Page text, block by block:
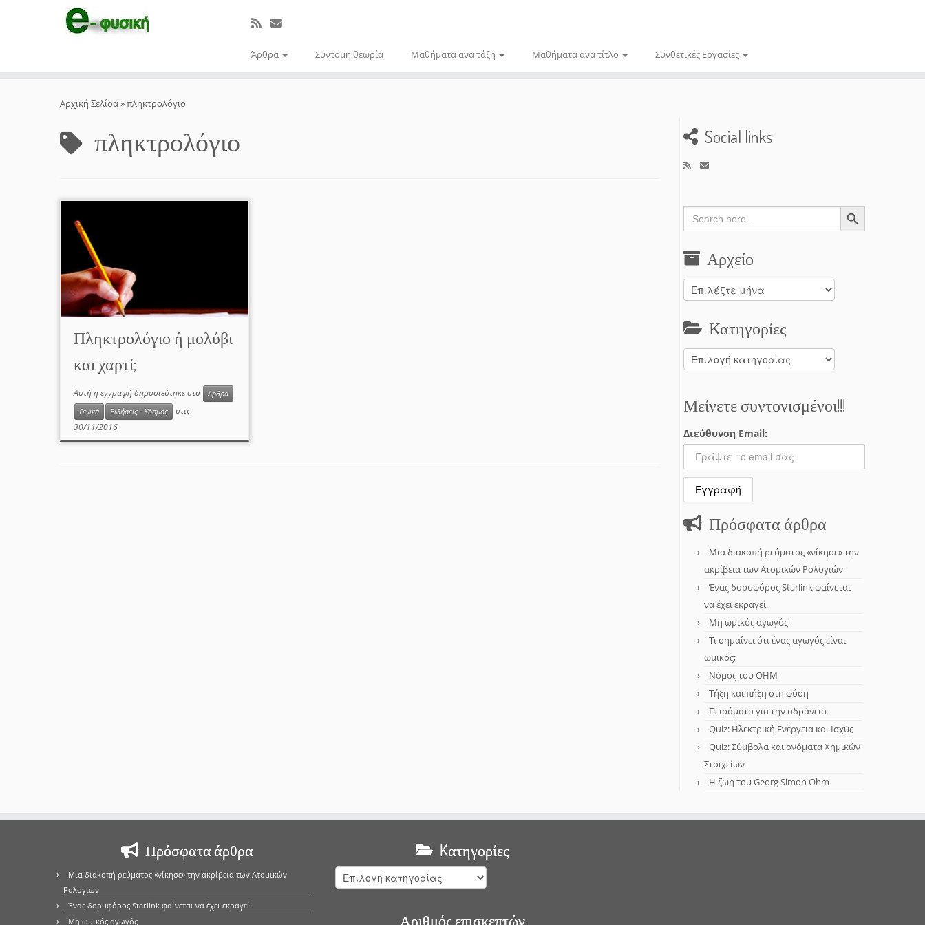
Άρθρα Σύντομη θεωρία Μαθήματα ανα τάξη Μαθήματα ανα τίτλο Συνθετικές Εργασίες
Αρχική Σελίδα»πληκτρολόγιο
πληκτρολόγιο
Πληκτρολόγιο ή μολύβι
και χαρτί;
Αυτή η εγγραφή δημοσιεύτηκε στο
Άρθρα
Γενικά
Ειδήσεις - Κόσμος
στις
30/11/2016
Social links
Search
for:
Search Button
Αρχείο
Αρχείο
Κατηγορίες
Κατηγορίες
Μείνετε συντονισμένοι!!!
Διεύθυνση Email:
Πρόσφατα άρθρα
Μια διακοπή ρεύματος «νίκησε» την
ακρίβεια των Ατομικών Ρολογιών
Ένας δορυφόρος Starlink φαίνεται
να έχει εκραγεί
Μη ωμικός αγωγός
Τι σημαίνει ότι ένας αγωγός είναι
ωμικός;
Νόμος του OHM
Τήξη και πήξη στη φύση
Πειράματα για την αδράνεια
Quiz: Ηλεκτρική Ενέργεια και Ισχύς
Quiz: Σύμβολα και ονόματα Χημικών
Στοιχείων
Η ζωή του Georg Simon Ohm
Πρόσφατα άρθρα
Μια διακοπή ρεύματος «νίκησε» την ακρίβεια των Ατομικών
Ρολογιών
Ένας δορυφόρος Starlink φαίνεται να έχει εκραγεί
Μη ωμικός αγωγός
Kατηγορίες
Kατηγορίες
Αριθμός επισκεπτών